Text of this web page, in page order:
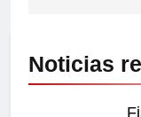
Noticias